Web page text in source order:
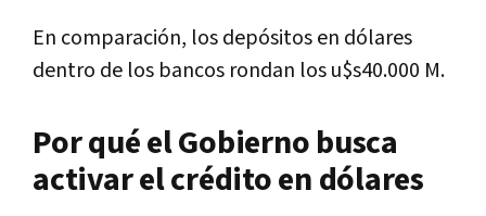
En comparación, los depósitos en dólares
dentro de los bancos rondan los u$s40.000 M.
Por qué el Gobierno busca
activar el crédito en dólares